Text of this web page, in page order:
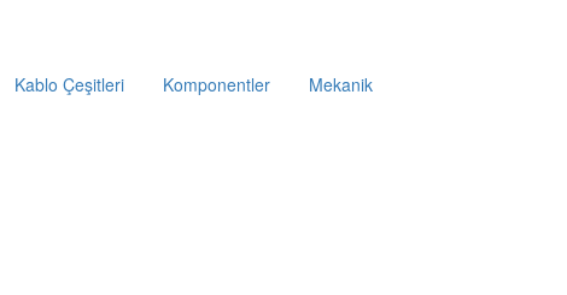
Kablo Çeşitleri Komponentler
Mekanik